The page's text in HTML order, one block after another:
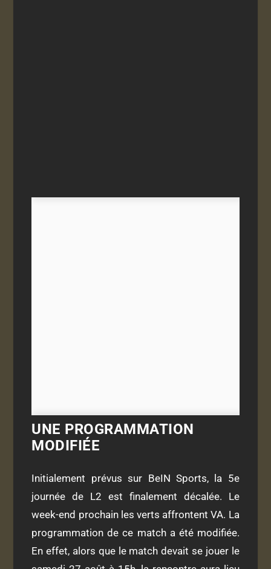
UNE PROGRAMMATION
MODIFIÉE
Initialement prévus sur BeIN Sports, la 5e
journée de L2 est finalement décalée. Le
week-end prochain les verts affrontent VA. La
programmation de ce match a été modifiée.
En effet, alors que le match devait se jouer le